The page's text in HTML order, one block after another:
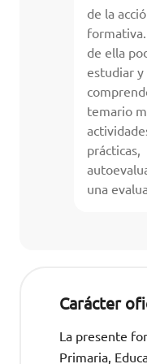
de la
de ella
estudiar y
temario
prácticas,
una
Carácter
La presente
Primaria,